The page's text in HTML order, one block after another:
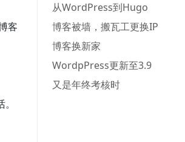
客
从WordPress到Hugo
博客被墙，搬瓦工更换IP
博客换新家
WordpPress更新至3.9
又是年终考核时